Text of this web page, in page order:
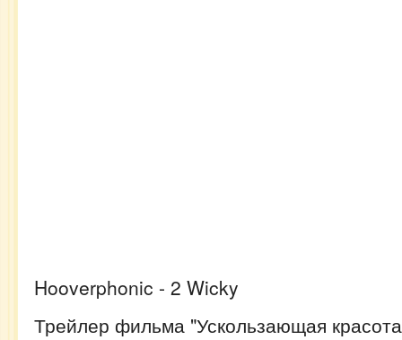
Hooverphonic - 2 Wicky
Трейлер фильма "Ускользающая